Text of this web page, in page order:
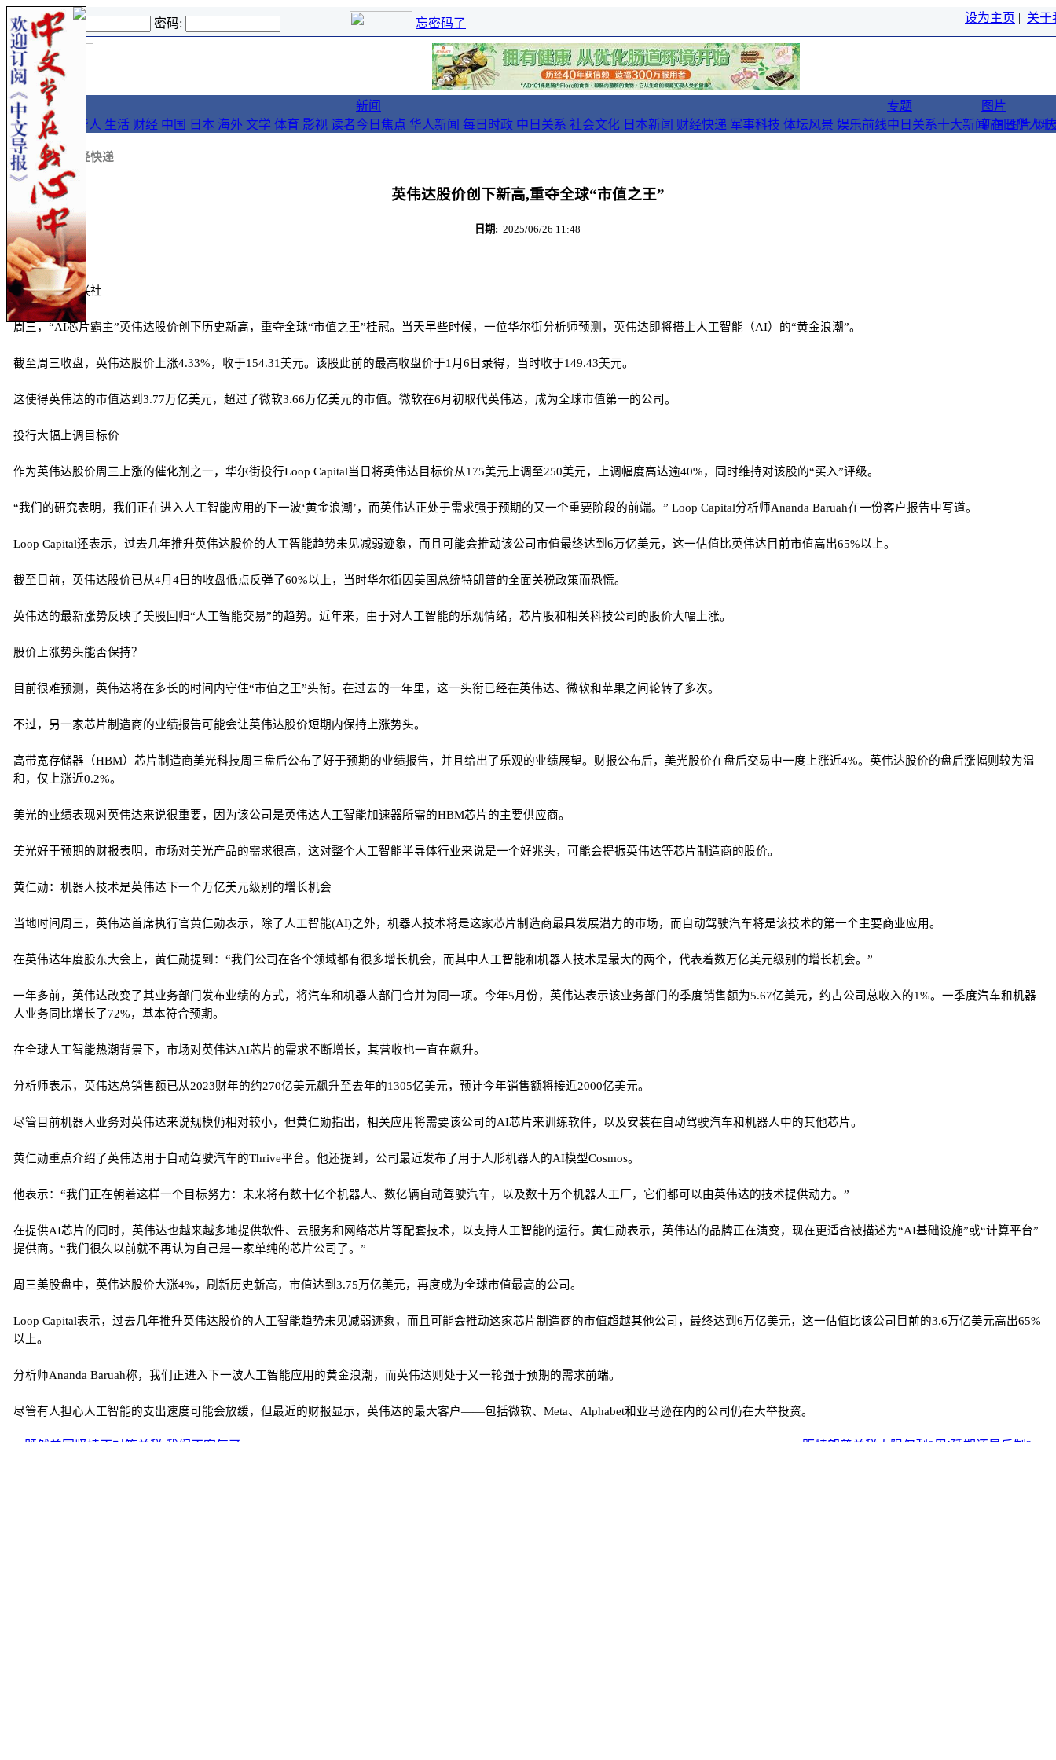
登录名: 密码: 忘密码了 设为主页 | 关于
首
页
导报
要闻 论坛 华人 生活 财经 中国 日本 海外 文学 体育 影视 读者
新闻
今日焦点 华人新闻 每日时政 中日关系 社会文化 日本新闻 财经快递 军事科技 体坛风景 娱乐前线
专题
中日关系十大新闻 在日华人
图片
新闻图片 网
::新闻:: 财经快递
英伟达股价创下新高,重夺全球“市值之王”
日期: 2025/06/26 11:48
新闻来源: 财联社
周三，“AI芯片霸主”英伟达股价创下历史新高，重夺全球“市值之王”桂冠。当天早些时候，一位华尔街分析师预测，英伟达即将搭上人工智能（AI）的“黄金浪潮”。
截至周三收盘，英伟达股价上涨4.33%，收于154.31美元。该股此前的最高收盘价于1月6日录得，当时收于149.43美元。
这使得英伟达的市值达到3.77万亿美元，超过了微软3.66万亿美元的市值。微软在6月初取代英伟达，成为全球市值第一的公司。
投行大幅上调目标价
作为英伟达股价周三上涨的催化剂之一，华尔街投行Loop Capital当日将英伟达目标价从175美元上调至250美元，上调幅度高达逾40%，同时维持对该股的“买入”评级。
“我们的研究表明，我们正在进入人工智能应用的下一波‘黄金浪潮’，而英伟达正处于需求强于预期的又一个重要阶段的前端。” Loop Capital分析师Ananda Baruah在一份客户报告中写道。
Loop Capital还表示，过去几年推升英伟达股价的人工智能趋势未见减弱迹象，而且可能会推动该公司市值最终达到6万亿美元，这一估值比英伟达目前市值高出65%以上。
截至目前，英伟达股价已从4月4日的收盘低点反弹了60%以上，当时华尔街因美国总统特朗普的全面关税政策而恐慌。
英伟达的最新涨势反映了美股回归“人工智能交易”的趋势。近年来，由于对人工智能的乐观情绪，芯片股和相关科技公司的股价大幅上涨。
股价上涨势头能否保持？
目前很难预测，英伟达将在多长的时间内守住“市值之王”头衔。在过去的一年里，这一头衔已经在英伟达、微软和苹果之间轮转了多次。
不过，另一家芯片制造商的业绩报告可能会让英伟达股价短期内保持上涨势头。
高带宽存储器（HBM）芯片制造商美光科技周三盘后公布了好于预期的业绩报告，并且给出了乐观的业绩展望。财报公布后，美光股价在盘后交易中一度上涨近4%。英伟达股价的盘后涨幅则较为温
和，仅上涨近0.2%。
美光的业绩表现对英伟达来说很重要，因为该公司是英伟达人工智能加速器所需的HBM芯片的主要供应商。
美光好于预期的财报表明，市场对美光产品的需求很高，这对整个人工智能半导体行业来说是一个好兆头，可能会提振英伟达等芯片制造商的股价。
黄仁勋：机器人技术是英伟达下一个万亿美元级别的增长机会
当地时间周三，英伟达首席执行官黄仁勋表示，除了人工智能(AI)之外，机器人技术将是这家芯片制造商最具发展潜力的市场，而自动驾驶汽车将是该技术的第一个主要商业应用。
在英伟达年度股东大会上，黄仁勋提到：“我们公司在各个领域都有很多增长机会，而其中人工智能和机器人技术是最大的两个，代表着数万亿美元级别的增长机会。”
一年多前，英伟达改变了其业务部门发布业绩的方式，将汽车和机器人部门合并为同一项。今年5月份，英伟达表示该业务部门的季度销售额为5.67亿美元，约占公司总收入的1%。一季度汽车和机器
人业务同比增长了72%，基本符合预期。
在全球人工智能热潮背景下，市场对英伟达AI芯片的需求不断增长，其营收也一直在飙升。
分析师表示，英伟达总销售额已从2023财年的约270亿美元飙升至去年的1305亿美元，预计今年销售额将接近2000亿美元。
尽管目前机器人业务对英伟达来说规模仍相对较小，但黄仁勋指出，相关应用将需要该公司的AI芯片来训练软件，以及安装在自动驾驶汽车和机器人中的其他芯片。
黄仁勋重点介绍了英伟达用于自动驾驶汽车的Thrive平台。他还提到，公司最近发布了用于人形机器人的AI模型Cosmos。
他表示：“我们正在朝着这样一个目标努力：未来将有数十亿个机器人、数亿辆自动驾驶汽车，以及数十万个机器人工厂，它们都可以由英伟达的技术提供动力。”
在提供AI芯片的同时，英伟达也越来越多地提供软件、云服务和网络芯片等配套技术，以支持人工智能的运行。黄仁勋表示，英伟达的品牌正在演变，现在更适合被描述为“AI基础设施”或“计算平台”
提供商。“我们很久以前就不再认为自己是一家单纯的芯片公司了。”
周三美股盘中，英伟达股价大涨4%，刷新历史新高，市值达到3.75万亿美元，再度成为全球市值最高的公司。
Loop Capital表示，过去几年推升英伟达股价的人工智能趋势未见减弱迹象，而且可能会推动这家芯片制造商的市值超越其他公司，最终达到6万亿美元，这一估值比该公司目前的3.6万亿美元高出65%
以上。
分析师Ananda Baruah称，我们正进入下一波人工智能应用的黄金浪潮，而英伟达则处于又一轮强于预期的需求前端。
尽管有人担心人工智能的支出速度可能会放缓，但最近的财报显示，英伟达的最大客户——包括微软、Meta、Alphabet和亚马逊在内的公司仍在大举投资。
<< 既然美国坚持不对等关税,我们不客气了 距特朗普关税大限仅剩2周!延期还是反制? >>